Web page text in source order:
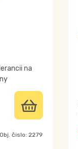
na
Obj. čislo: 2279